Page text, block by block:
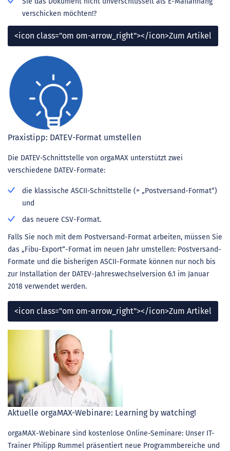
verschicken möchten!?
<icon class="om om-arrow_right"></icon>Zum Artikel
Praxistipp: DATEV-Format umstellen
Die DATEV-Schnittstelle von orgaMAX unterstützt zwei
verschiedene DATEV-Formate:
die klassische ASCII-Schnittstelle (= „Postversand-Format“)
und
das neuere CSV-Format.
Falls Sie noch mit dem Postversand-Format arbeiten, müssen Sie
das „Fibu-Export“-Format im neuen Jahr umstellen: Postversand-
Formate und die bisherigen ASCII-Formate können nur noch bis
zur Installation der DATEV-Jahreswechselversion 6.1 im Januar
2018 verwendet werden.
<icon class="om om-arrow_right"></icon>Zum Artikel
Aktuelle orgaMAX-Webinare: Learning by watching!
orgaMAX-Webinare sind kostenlose Online-Seminare: Unser IT-
Trainer Philipp Rummel präsentiert neue Programmbereiche und